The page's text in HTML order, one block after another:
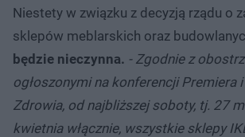
Niestety w związku z decyzją rządu o
sklepów meblarskich oraz
będzie nieczynna. - Zgodnie z
ogłoszonymi na konferencji Premiera
Zdrowia, od najbliższej soboty, tj. 27
kwietnia włącznie, wszystkie sklepy